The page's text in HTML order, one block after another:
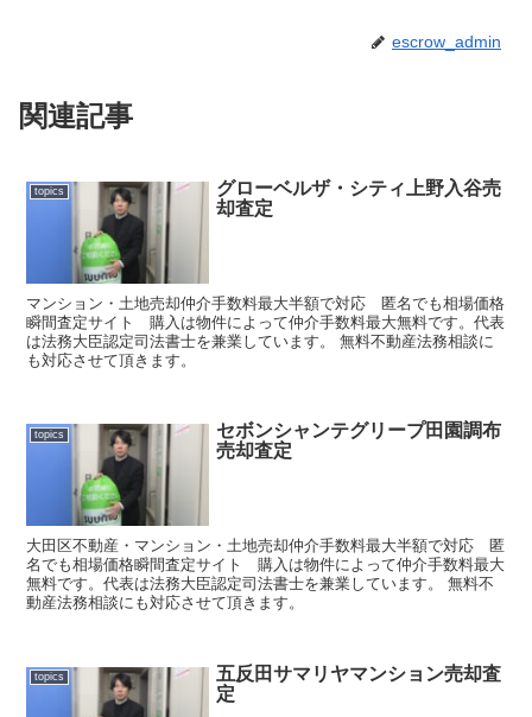
escrow_admin
関連記事
topics
グローベルザ・シティ上野入谷売
却査定
マンション・土地売却仲介手数料最大半額で対応 匿名でも相場価格
瞬間査定サイト 購入は物件によって仲介手数料最大無料です。代表
は法務大臣認定司法書士を兼業しています。 無料不動産法務相談に
も対応させて頂きます。
topics
セボンシャンテグリープ田園調布
売却査定
大田区不動産・マンション・土地売却仲介手数料最大半額で対応 匿
名でも相場価格瞬間査定サイト 購入は物件によって仲介手数料最大
無料です。代表は法務大臣認定司法書士を兼業しています。 無料不
動産法務相談にも対応させて頂きます。
topics
五反田サマリヤマンション売却査
定